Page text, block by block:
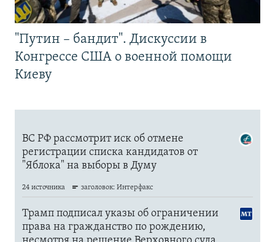
"Путин – бандит". Дискуссии в
Конгрессе США о военной помощи
Киеву